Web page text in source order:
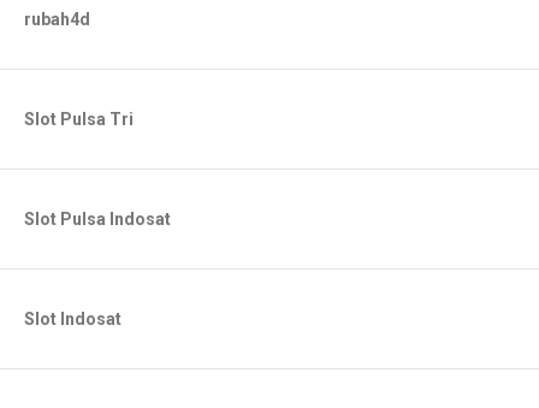
rubah4d
Slot Pulsa Tri
Slot Pulsa Indosat
Slot Indosat